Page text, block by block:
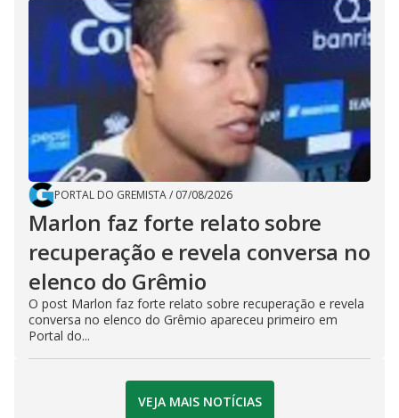
PORTAL DO GREMISTA/ 07/08/2026
Marlon faz forte relato sobre
recuperação e revela conversa no
elenco do Grêmio
O post Marlon faz forte relato sobre recuperação e revela
conversa no elenco do Grêmio apareceu primeiro em
Portal do...
VEJA MAIS NOTÍCIAS